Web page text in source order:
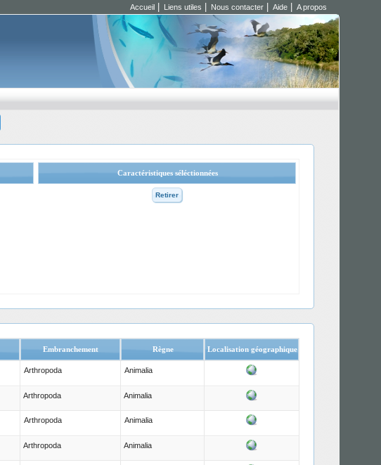
Accueil Liens utiles Nous contacter Aide A propos
Caractéristiques séléctionnées
Retirer
Embranchement Règne Localisation géographique
Arthropoda Animalia
Arthropoda Animalia
Arthropoda Animalia
Arthropoda Animalia